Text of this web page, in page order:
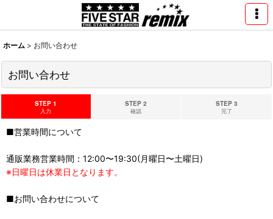
ホーム > お問い合わせ
お問い合わせ
STEP 1
入力
STEP 2
確認
STEP 3
完了
■営業時間について
通販業務営業時間：12:00〜19:30(月曜日〜土曜日)
※日曜日は休業日となります。
■お問い合わせについて